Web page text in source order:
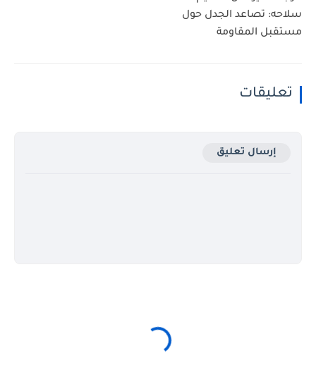
سلاحه: تصاعد الجدل حول
مستقبل المقاومة
تعليقات
إرسال تعليق